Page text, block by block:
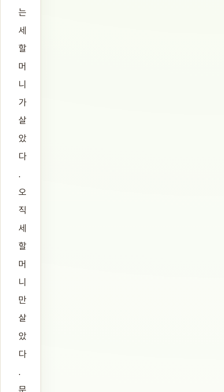
는
세
할
머
니
가
살
았
다
.
오
직
세
할
머
니
만
살
았
다
.
문